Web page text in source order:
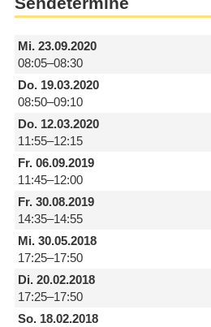
Mi.23.09.2020
08:05–08:30
Do.19.03.2020
08:50–09:10
Do.12.03.2020
11:55–12:15
Fr.06.09.2019
11:45–12:00
Fr.30.08.2019
14:35–14:55
Mi.30.05.2018
17:25–17:50
Di.20.02.2018
17:25–17:50
So.18.02.2018